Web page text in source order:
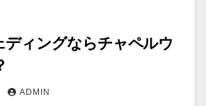
ディングならチャペルウ
ADMIN